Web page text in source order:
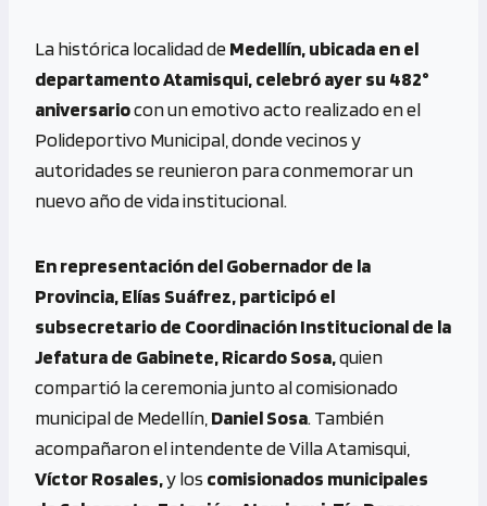
La histórica localidad deMedellín, ubicada en el
departamento Atamisqui, celebró ayer su 482°
aniversariocon un emotivo acto realizado en el
Polideportivo Municipal, donde vecinos y
autoridades se reunieron para conmemorar un
nuevo año de vida institucional.
En representación del Gobernador de la
Provincia, Elías Suáfrez, participó el
subsecretario de Coordinación Institucional de la
Jefatura de Gabinete, Ricardo Sosa,quien
compartió la ceremonia junto al comisionado
municipal de Medellín, Daniel Sosa. También
acompañaron el intendente de Villa Atamisqui,
Víctor Rosales,y los comisionados municipales